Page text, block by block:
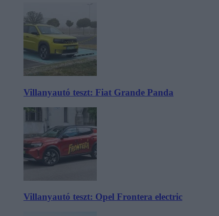
Villanyautó teszt: Fiat Grande Panda
Villanyautó teszt: Opel Frontera electric